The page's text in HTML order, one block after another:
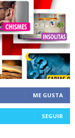
ME GUSTA
SEGUIR